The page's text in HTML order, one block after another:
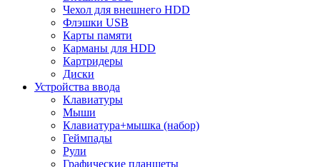
Чехол для внешнего HDD
Флэшки USB
Карты памяти
Карманы для HDD
Картридеры
Диски
Устройства ввода
Клавиатуры
Мыши
Клавиатура+мышка (набор)
Геймпады
Рули
Графические планшеты